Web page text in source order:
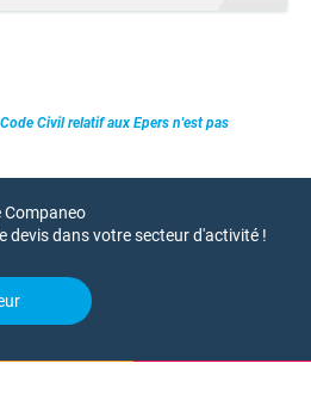
Civil relatif aux Epers n'est pas
Companeo
devis dans votre secteur d'activité !